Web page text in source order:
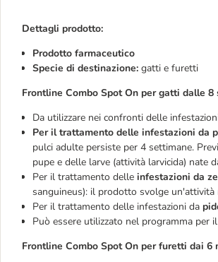
Dettagli prodotto:
Prodotto farmaceutico
Specie di destinazione: gatti e furetti
Frontline Combo Spot On per gatti dalle
Da utilizzare nei confronti delle
Per il trattamento delle infestazioni da
pulci adulte persiste per 4 settimane.
pupe e delle larve (attività larvicida) nate
Per il trattamento delle infestazioni da
sanguineus): il prodotto svolge
Per il trattamento delle infestazioni da
Può essere utilizzato nel programma per
Frontline Combo Spot On per furetti dai 6